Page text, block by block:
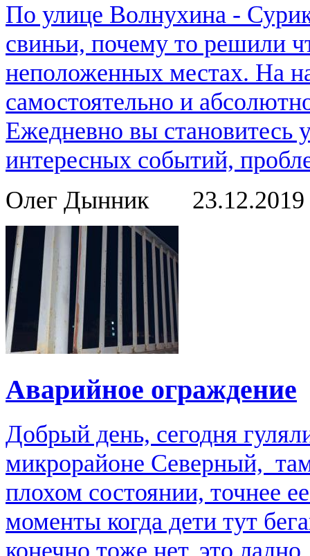
По улице Волнухина -
свиньи, почему то решили
неположенных местах. На
самостоятельно и
Ежедневно вы становитесь
интересных событий,
Олег Дынник
23.12.2019
Аварийное ограждение
Добрый день, сегодня
микрорайоне Северный,
плохом состоянии, точнее
моменты когда дети тут